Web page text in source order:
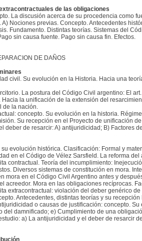
de las obligaciones
La discusión acerca de su procedencia como
Nociones previas. Concepto. Antecedentes
Fundamento. Distintas teorías. Sistemas del
sin causa fuente. Pago sin causa fin. Efectos.
DE DAÑOS
civil. Su evolución en la Historia. Hacia una
La postura del Código Civil argentino: El
la unificación de la extensión del
de la nación.
concepto. Su evolución en la historia.
Su recepción en el Proyecto de unificación
deber de resarcir: A) antijuridicidad; B) Factores
evolución histórica. Clasificación: Formal y
en el Código de Vélez Sarsfield. La reforma
contractual. Teoría del incumplimiento:
Diversos sistemas de constitución en mora.
mora en el Código Civil Argentino antes y
acreedor. Mora en las obligaciones recíprocas.
extracontractual: violación del deber genérico
Antecedentes, distintas teorías y su
o causas de justificación: concepto.
del damnificado; e) Cumplimiento de una
a) La antijuridicidad y el deber de resarcir